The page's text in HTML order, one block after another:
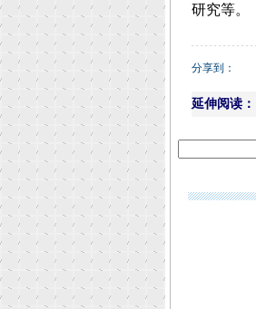
研究等。
分享到：
延伸阅读：